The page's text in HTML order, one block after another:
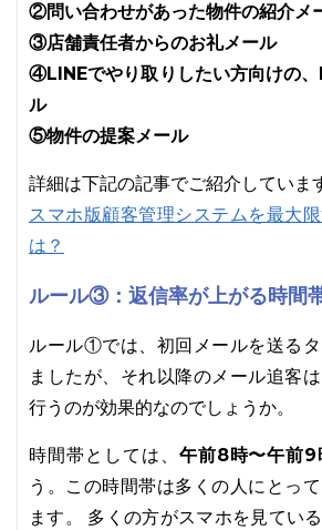
②問い合わせがあった物件の紹介メ
③店舗責任者からのお礼メール
④LINEでやり取りしたい方向けの
ル
⑤物件の提案メール
詳細は下記の記事でご紹介していま
スマホ版顧客管理システムを最大
は？
ルール③：返信率が上がる時間
ルール①では、初回メールを送る
ましたが、それ以降のメール追客
行うのが効果的なのでしょうか。
時間帯としては、 午前8時〜午前9
う。この時間帯は多くの人にとっ
ます。 多くの方がスマホを見てい